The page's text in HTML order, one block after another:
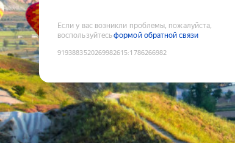
Если у вас возникли проблемы, пожалуйста,
воспользуйтесьформой обратной связи
9193883520269982615:1786266982